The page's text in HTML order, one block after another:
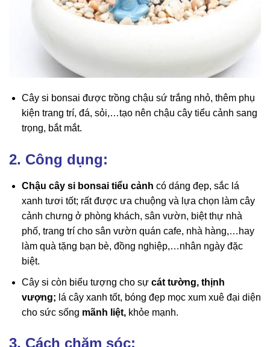
Cây si bonsai được trồng chậu sứ trắng nhỏ, thêm phụ
kiện trang trí, đá, sỏi,…tạo nên chậu cây tiểu cảnh sang
trọng, bắt mắt.
2. Công dụng:
Chậu cây si bonsai tiểu cảnh có dáng đẹp, sắc lá
xanh tươi tốt; rất được ưa chuộng và lựa chọn làm cây
cảnh chưng ở phòng khách, sân vườn, biệt thự nhà
phố, trang trí cho sân vườn quán cafe, nhà hàng,…hay
làm quà tặng bạn bè, đồng nghiệp,…nhân ngày đặc
biệt.
Cây si còn biểu tượng cho sựcát tường, thịnh
vượng; lá cây xanh tốt, bóng đẹp mọc xum xuê đại diện
cho sức sống mãnh liệt, khỏe mạnh.
3. Cách chăm sóc: